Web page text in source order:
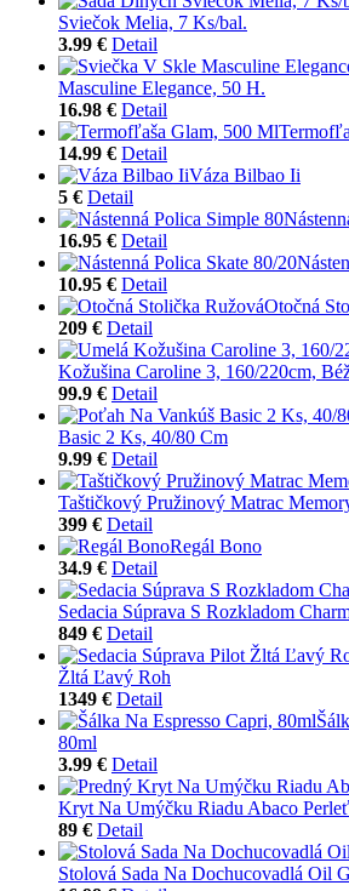
Sviečok Melia, 7 Ks/bal.
3.99 € Detail
Masculine Elegance, 50 H.
16.98 € Detail
14.99 € Detail
Váza Bilbao Ii
5 € Detail
16.95 € Detail
10.95 € Detail
Otočná
209 € Detail
Kožušina Caroline 3, 160/220cm,
99.9 € Detail
Basic 2 Ks, 40/80 Cm
9.99 € Detail
Taštičkový Pružinový Matrac
399 € Detail
Regál Bono
34.9 € Detail
Sedacia Súprava S Rozkladom
849 € Detail
Žltá Ľavý Roh
1349 € Detail
80ml
3.99 € Detail
Kryt Na Umýčku Riadu Abaco
89 € Detail
Stolová Sada Na Dochucovadlá Oil